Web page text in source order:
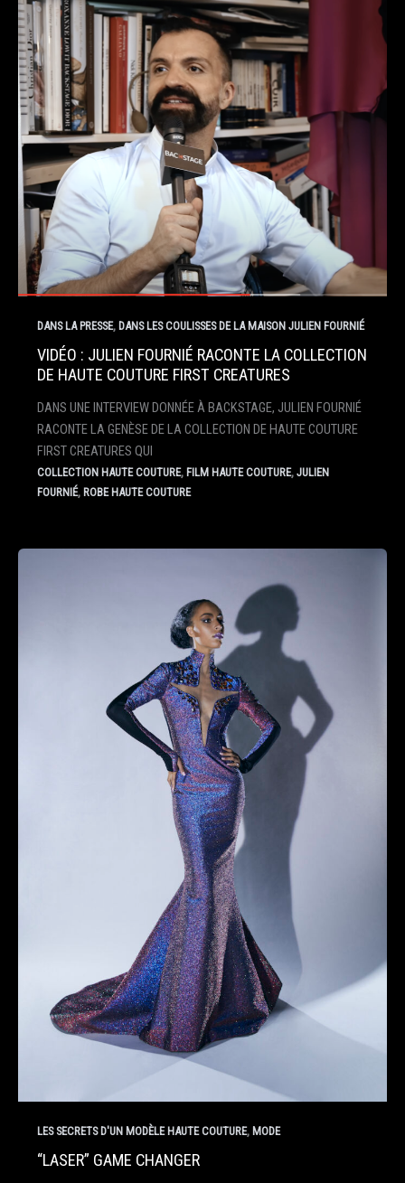
DANS LA PRESSE, DANS LES COULISSES DE LA MAISON JULIEN FOURNIÉ
VIDÉO : JULIEN FOURNIÉ RACONTE LA COLLECTION
DE HAUTE COUTURE FIRST CREATURES
DANS UNE INTERVIEW DONNÉE À BACKSTAGE, JULIEN FOURNIÉ
RACONTE LA GENÈSE DE LA COLLECTION DE HAUTE COUTURE
FIRST CREATURES QUI
COLLECTION HAUTE COUTURE, FILM HAUTE COUTURE, JULIEN
FOURNIÉ, ROBE HAUTE COUTURE
LES SECRETS D'UN MODÈLE HAUTE COUTURE, MODE
“LASER” GAME CHANGER